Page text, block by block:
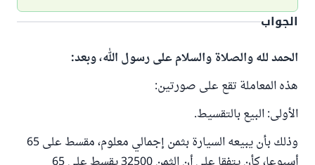
الجواب
الحمد لله والصلاة والسلام على رسول الله، وبعد:
هذه المعاملة تقع على صورتين:
الأولى: البيع بالتقسيط.
وذلك بأن يبيعه السيارة بثمن إجمالي معلوم، مقسط على 65